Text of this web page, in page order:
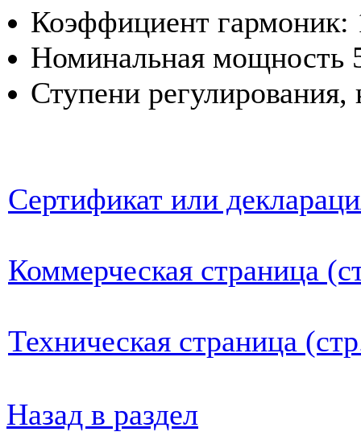
Коэффициент гармоник:
Номинальная мощность
Ступени регулирования,
Сертификат или
Коммерческая страница
Техническая страница
Назад в раздел